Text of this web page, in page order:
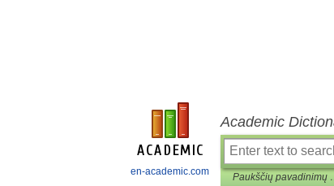
en-academic.com
Academic